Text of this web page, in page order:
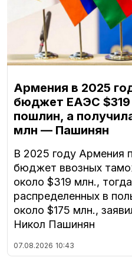
Армения в 2025
бюджет ЕАЭС
пошлин, а
млн — Пашинян
В 2025 году Армения
бюджет ввозных
около $319 млн.,
распределенных в
около $175 млн.,
Никол Пашинян
07.08.2026 10:43